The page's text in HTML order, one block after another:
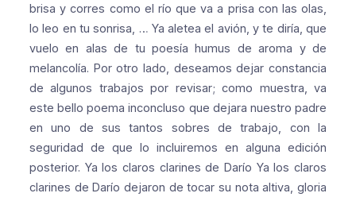
brisa y corres como el río que va a prisa con las olas,
lo leo en tu sonrisa,
… Ya aletea el avión, y te diría, que
vuelo en alas de tu poesía humus de aroma y de
melancolía. Por otro lado, deseamos dejar constancia
de algunos trabajos por revisar; como muestra, va
este bello poema inconcluso que dejara nuestro padre
en uno de sus tantos sobres de trabajo, con la
seguridad de que lo incluiremos en alguna edición
posterior. Ya los claros clarines de Darío Ya los claros
clarines de Darío dejaron de tocar su nota altiva, gloria